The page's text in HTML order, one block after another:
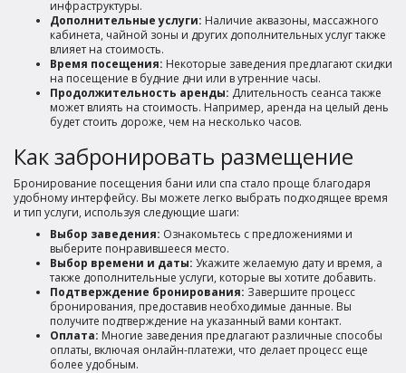
инфраструктуры.
Дополнительные услуги: Наличие аквазоны, массажного
кабинета, чайной зоны и других дополнительных услуг также
влияет на стоимость.
Время посещения: Некоторые заведения предлагают скидки
на посещение в будние дни или в утренние часы.
Продолжительность аренды: Длительность сеанса также
может влиять на стоимость. Например, аренда на целый день
будет стоить дороже, чем на несколько часов.
Как забронировать размещение
Бронирование посещения бани или спа стало проще благодаря
удобному интерфейсу. Вы можете легко выбрать подходящее время
и тип услуги, используя следующие шаги:
Выбор заведения: Ознакомьтесь с предложениями и
выберите понравившееся место.
Выбор времени и даты: Укажите желаемую дату и время, а
также дополнительные услуги, которые вы хотите добавить.
Подтверждение бронирования: Завершите процесс
бронирования, предоставив необходимые данные. Вы
получите подтверждение на указанный вами контакт.
Оплата: Многие заведения предлагают различные способы
оплаты, включая онлайн-платежи, что делает процесс еще
более удобным.